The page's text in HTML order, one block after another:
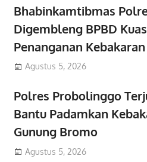
Bhabinkamtibmas
Digembleng BPBD
Penanganan Kebakaran
Agustus 5, 2026
Polres Probolinggo
Bantu Padamkan
Gunung Bromo
Agustus 5, 2026